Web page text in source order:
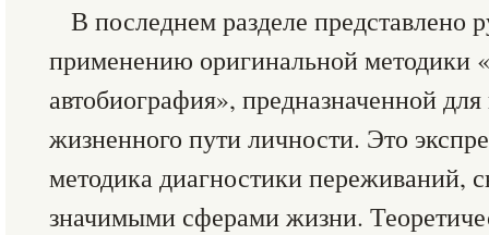
В последнем разделе представлено
применению оригинальной методики
автобиография», предназначенной
жизненного пути личности. Это
методика диагностики переживаний,
значимыми сферами жизни.